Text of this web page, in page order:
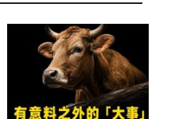
朋友，明天 3 號
見的「金匱」財
明天的你，大腦
今年的最高峰，